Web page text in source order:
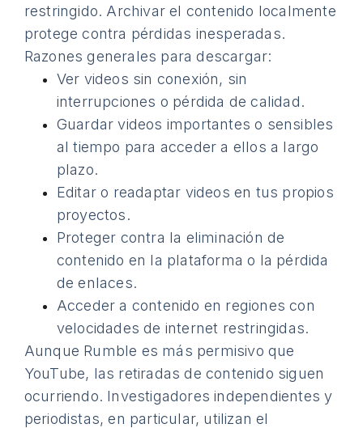
restringido. Archivar el contenido localmente
protege contra pérdidas inesperadas.
Razones generales para descargar:
Ver videos sin conexión, sin
interrupciones o pérdida de calidad.
Guardar videos importantes o sensibles
al tiempo para acceder a ellos a largo
plazo.
Editar o readaptar videos en tus propios
proyectos.
Proteger contra la eliminación de
contenido en la plataforma o la pérdida
de enlaces.
Acceder a contenido en regiones con
velocidades de internet restringidas.
Aunque Rumble es más permisivo que
YouTube, las retiradas de contenido siguen
ocurriendo. Investigadores independientes y
periodistas, en particular, utilizan el